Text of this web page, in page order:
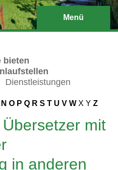
Menü
bieten
Dienstleistungen
N O P Q R S T U V W X Y Z
mit
in anderen